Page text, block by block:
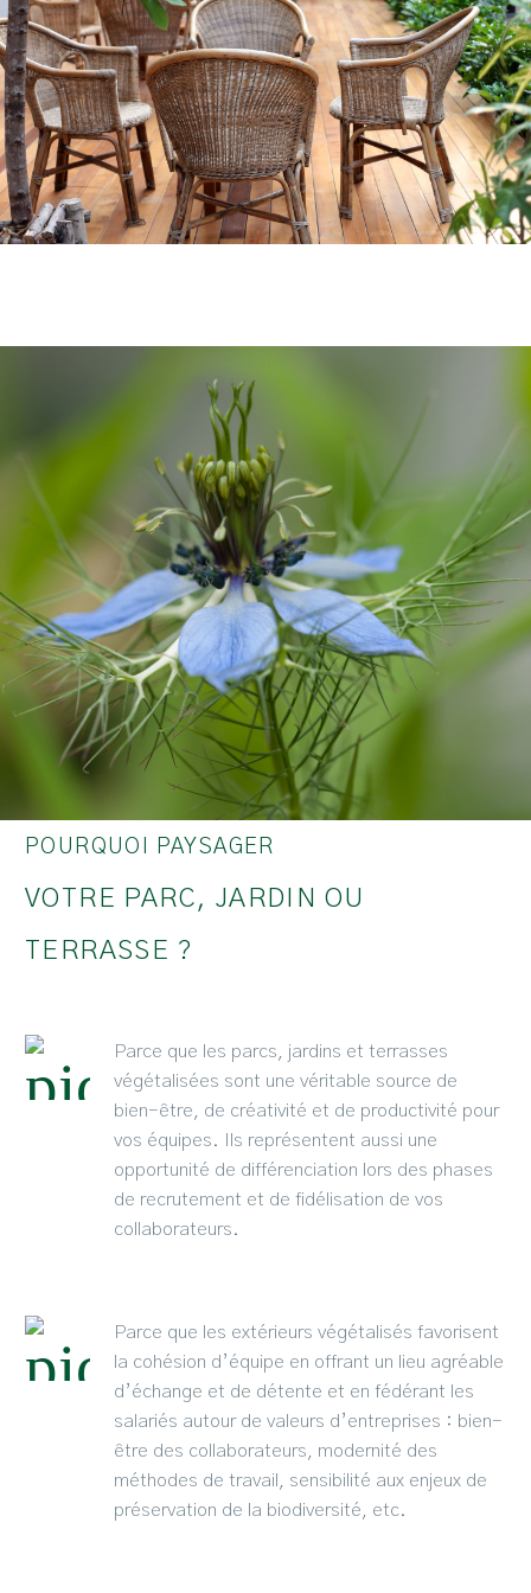
POURQUOI PAYSAGER
VOTRE PARC, JARDIN OU
TERRASSE ?
Parce que les parcs, jardins et terrasses
végétalisées sont une véritable source de
bien-être, de créativité et de productivité pour
vos équipes. Ils représentent aussi une
opportunité de différenciation lors des phases
de recrutement et de fidélisation de vos
collaborateurs.
Parce que les extérieurs végétalisés favorisent
la cohésion d’équipe en offrant un lieu agréable
d’échange et de détente et en fédérant les
salariés autour de valeurs d’entreprises : bien-
être des collaborateurs, modernité des
méthodes de travail, sensibilité aux enjeux de
préservation de la biodiversité, etc.